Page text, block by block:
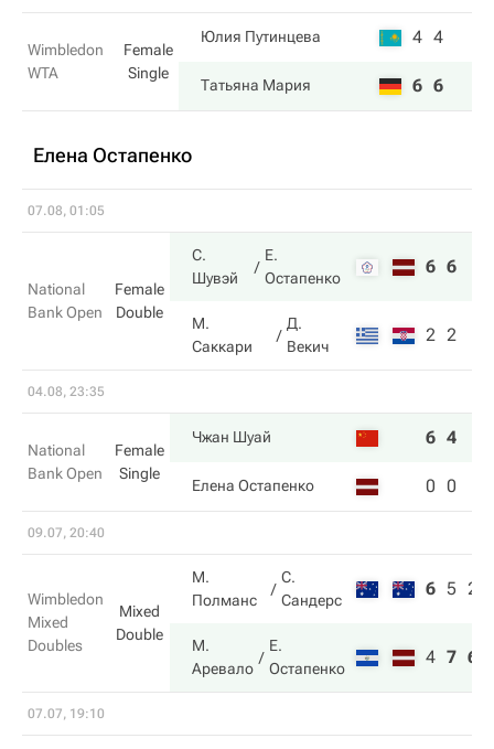
Wimbledon
WTA
Female
Single
Юлия Путинцева 4 4
Татьяна Мария 6 6
Елена Остапенко
07.08, 01:05
National
Bank Open
Female
Double
С.
Шувэй
Е.
Остапенко
6 6
М.
Саккари
Д.
Векич
2 2
04.08, 23:35
National
Bank Open
Female
Single
Чжан Шуай 6 4
Елена Остапенко 0 0
09.07, 20:40
Wimbledon
Mixed
Doubles
Mixed
Double
М.
Полманс
С.
Сандерс
6 5 2
М.
Аревало
Е.
Остапенко
4 7 6
07.07, 19:10